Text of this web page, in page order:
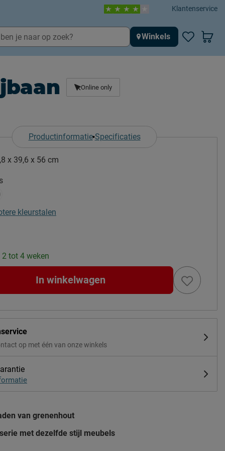
Klantenservice
Winkels
Online only
Productinformatie Specificaties
x 39,6 x 56 cm
kleurstalen
tot 4 weken
In winkelwagen
op met één van onze winkels
van grenenhout
met dezelfde stijl meubels